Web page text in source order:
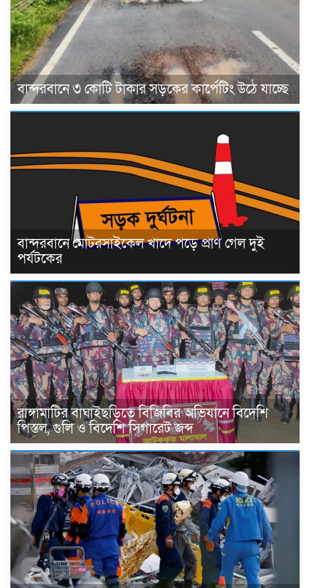
বান্দরবানে ৩ কোটি টাকার সড়কের কার্পেটিং উঠে যাচ্ছে
বান্দরবানে মোটরসাইকেল খাদে পড়ে প্রাণ গেল দুই
পর্যটকের
রাঙ্গামাটির বাঘাইছড়িতে বিজিবির অভিযানে বিদেশি
পিস্তল, গুলি ও বিদেশি সিগারেট জব্দ